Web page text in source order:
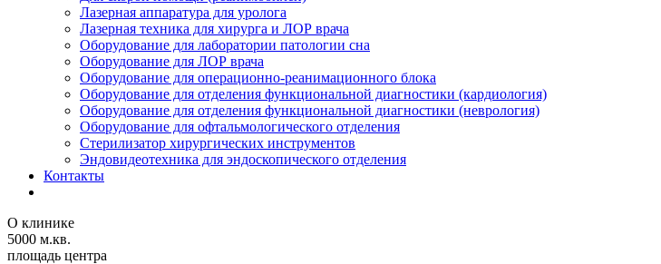
Лазерная аппаратура для уролога
Лазерная техника для хирурга и ЛОР врача
Оборудование для лаборатории патологии сна
Оборудование для ЛОР врача
Оборудование для операционно-реанимационного блока
Оборудование для отделения функциональной диагностики (кардиология)
Оборудование для отделения функциональной диагностики (неврология)
Оборудование для офтальмологического отделения
Стерилизатор хирургических инструментов
Эндовидеотехника для эндоскопического отделения
Контакты
О клинике
5000 м.кв.
площадь центра